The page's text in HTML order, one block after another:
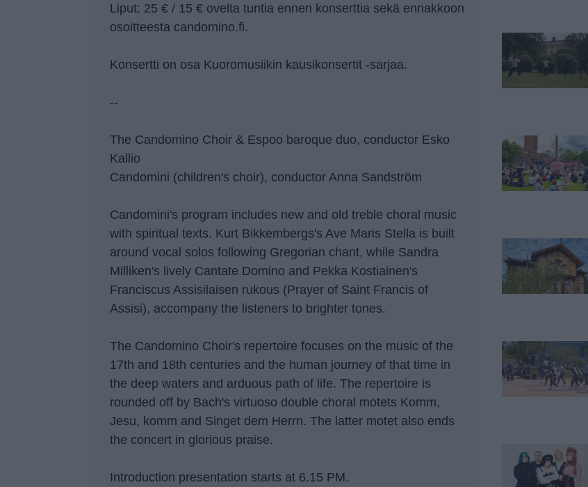
Liput: 25 € / 15 € ovelta tuntia ennen konserttia sekä ennakkoon
osoitteesta candomino.fi.
Konsertti on osa Kuoromusiikin kausikonsertit -sarjaa.
--
The Candomino Choir & Espoo baroque duo, conductor Esko
Kallio
Candomini (children's choir), conductor Anna Sandström
Candomini's program includes new and old treble choral music
with spiritual texts. Kurt Bikkembergs's Ave Maris Stella is built
around vocal solos following Gregorian chant, while Sandra
Milliken's lively Cantate Domino and Pekka Kostiainen's
Franciscus Assisilaisen rukous (Prayer of Saint Francis of
Assisi), accompany the listeners to brighter tones.
The Candomino Choir's repertoire focuses on the music of the
17th and 18th centuries and the human journey of that time in
the deep waters and arduous path of life. The repertoire is
rounded off by Bach's virtuoso double choral motets Komm,
Jesu, komm and Singet dem Herrn. The latter motet also ends
the concert in glorious praise.
Introduction presentation starts at 6.15 PM.